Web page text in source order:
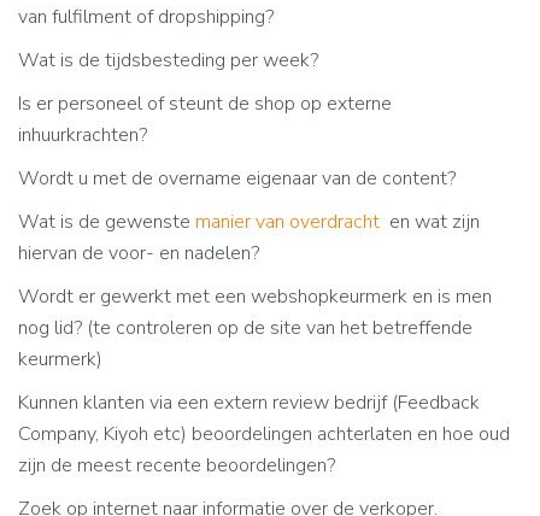
van fulfilment of dropshipping?
Wat is de tijdsbesteding per week?
Is er personeel of steunt de shop op externe
inhuurkrachten?
Wordt u met de overname eigenaar van de content?
Wat is de gewenste manier van overdracht en wat zijn
hiervan de voor- en nadelen?
Wordt er gewerkt met een webshopkeurmerk en is men
nog lid? (te controleren op de site van het betreffende
keurmerk)
Kunnen klanten via een extern review bedrijf (Feedback
Company, Kiyoh etc) beoordelingen achterlaten en hoe oud
zijn de meest recente beoordelingen?
Zoek op internet naar informatie over de verkoper.